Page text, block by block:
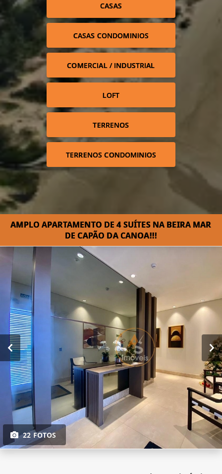
CASAS
CASAS CONDOMINIOS
COMERCIAL / INDUSTRIAL
LOFT
TERRENOS
TERRENOS CONDOMINIOS
AMPLO APARTAMENTO DE 4 SUÍTES NA BEIRA MAR
DE CAPÃO DA CANOA!!!
22 FOTOS